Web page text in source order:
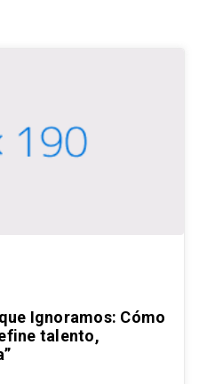
Ignoramos: Cómo
talento,